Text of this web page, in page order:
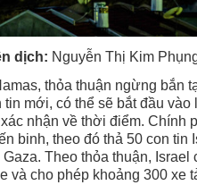
dịch: Nguyễn Thị Kim
thỏa thuận ngừng bắn
tin mới, có thể sẽ bắt đầu
nhận về thời điểm. Chính
binh, theo đó thả 50 con tin
Theo thỏa thuận,
và cho phép khoảng 300 xe